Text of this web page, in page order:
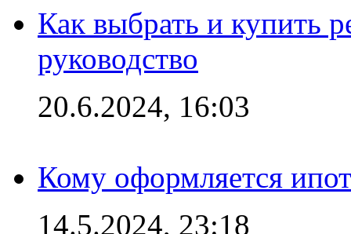
Как выбрать и купить
руководство
20.6.2024, 16:03
Кому оформляется
14.5.2024, 23:18